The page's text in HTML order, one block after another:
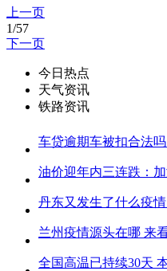
上一页
1/57
下一页
今日热点
天气资讯
铁路资讯
车贷逾期车被扣合法吗
油价迎年内三连跌：
丹东又发生了什么疫
兰州疫情源头在哪 来
全国高温已持续30天